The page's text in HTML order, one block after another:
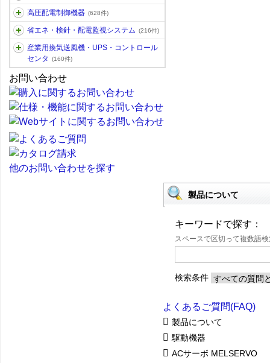
高圧配電制御機器 (628件)
省エネ・検針・配電監視システム (216件)
産業用換気送風機・UPS・コントロール
センタ
(160件)
お問い合わせ
他のお問い合わせを探す
製品について
キーワードで探す：
スペースで区切って複数語
検索条件
よくあるご質問(FAQ)
製品について
駆動機器
ACサーボ MELSERVO